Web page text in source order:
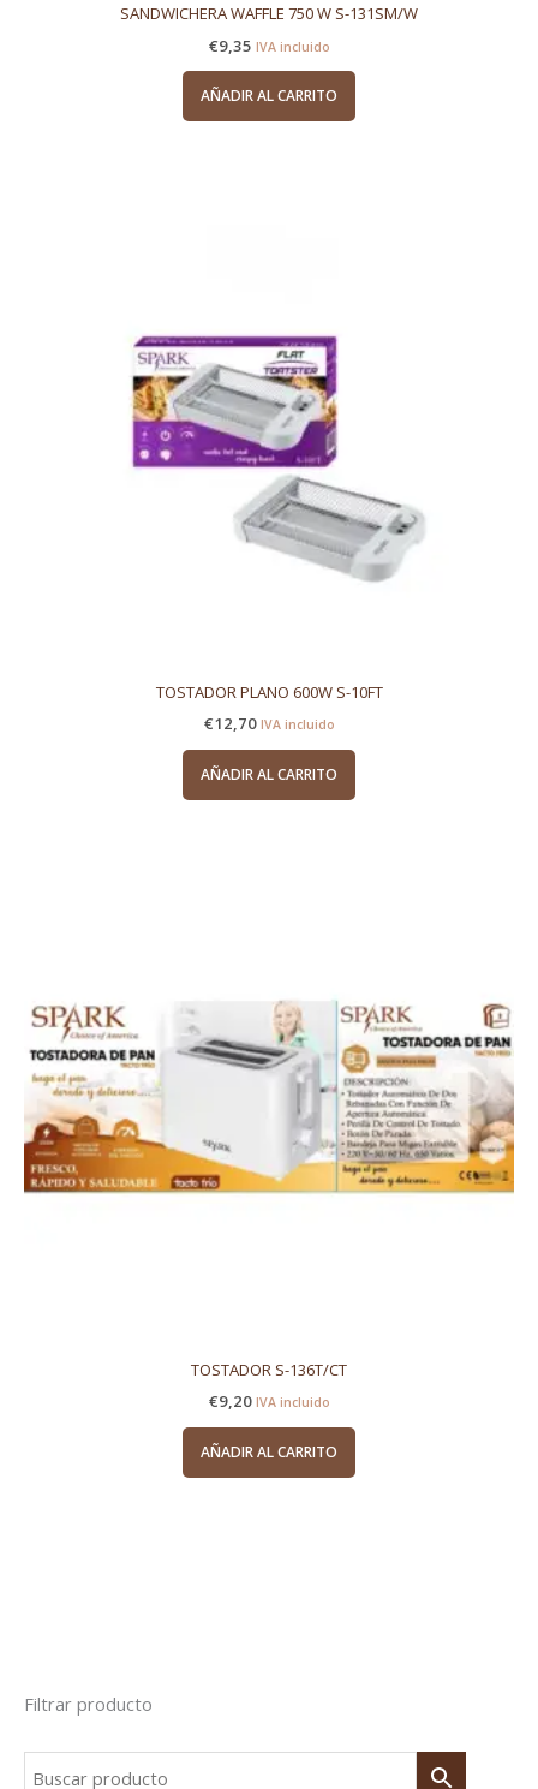
Filtrar producto
SANDWICHERA WAFFLE 750 W S-131SM/W
€9,35 IVA incluido
AÑADIR AL CARRITO
TOSTADOR PLANO 600W S-10FT
€12,70 IVA incluido
AÑADIR AL CARRITO
TOSTADOR S-136T/CT
€9,20 IVA incluido
AÑADIR AL CARRITO